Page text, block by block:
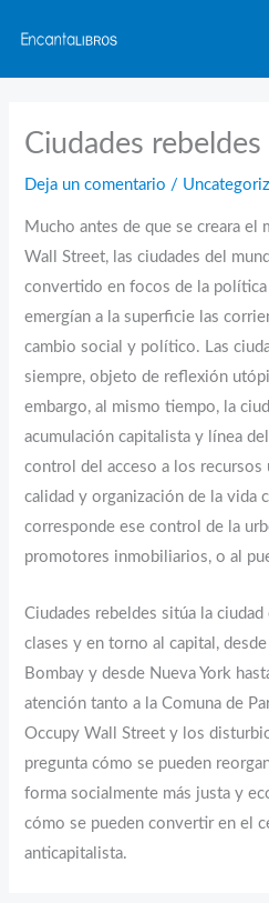
contenido
Ciudades rebeldes
Deja un comentario /
Mucho antes de que se creara
Wall Street, las ciudades del
convertido en focos de la
emergían a la superficie las
cambio social y político. Las
siempre, objeto de reflexión
embargo, al mismo tiempo, la
acumulación capitalista y línea
control del acceso a los recursos
calidad y organización de la vida
corresponde ese control de la
promotores inmobiliarios, o al
Ciudades rebeldes sitúa la
clases y en torno al capital,
Bombay y desde Nueva York
atención tanto a la Comuna de
Occupy Wall Street y los
pregunta cómo se pueden
forma socialmente más justa y
cómo se pueden convertir en el
anticapitalista.